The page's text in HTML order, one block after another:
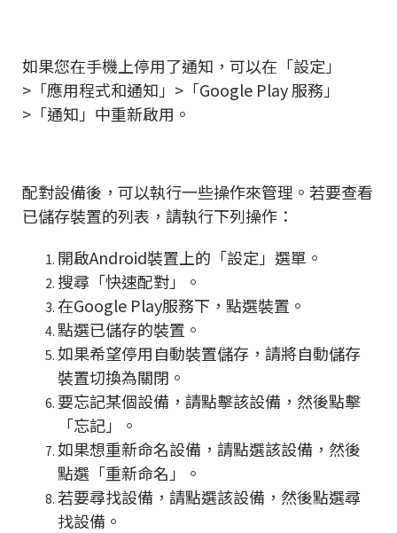
如果您在手機上停用了通知，可以在「設定」
>「應用程式和通知」>「Google Play 服務」
>「通知」中重新啟用。
配對設備後，可以執行一些操作來管理。若要查看
已儲存裝置的列表，請執行下列操作：
開啟Android裝置上的「設定」選單。
搜尋「快速配對」。
在Google Play服務下，點選裝置。
點選已儲存的裝置。
如果希望停用自動裝置儲存，請將自動儲存
裝置切換為關閉。
要忘記某個設備，請點擊該設備，然後點擊
「忘記」。
如果想重新命名設備，請點選該設備，然後
點選「重新命名」。
若要尋找設備，請點選該設備，然後點選尋
找設備。